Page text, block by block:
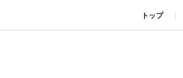
トップ